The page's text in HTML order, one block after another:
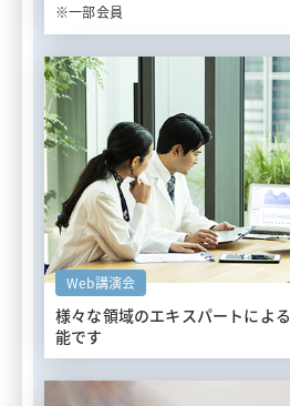
※一部会員
Web講演会
様々な領域のエキスパートによる
能です